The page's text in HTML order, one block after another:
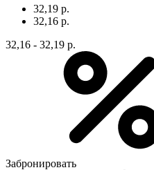
32,19 р.
32,16 р.
32,16 - 32,19 р.
Забронировать